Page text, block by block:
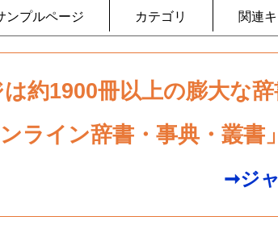
ンプルページ カテゴリ 関連
約1900冊以上の膨大な
ライン辞書・事典・叢書
➞ジ